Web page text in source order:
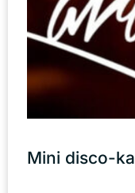
Mini disco-